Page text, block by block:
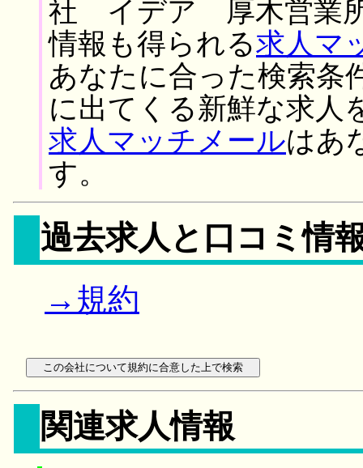
社 イデア 厚木営業所
情報も得られる求人マ
あなたに合った検索条
に出てくる新鮮な求人
求人マッチメールはあ
す。
過去求人と口コミ情
→規約
関連求人情報